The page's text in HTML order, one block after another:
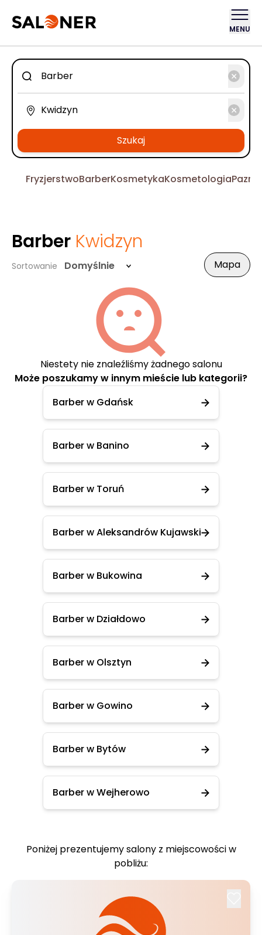
MENU
Szukaj
FryzjerstwoBarberKosmetykaKosmetologia
Barber Kwidzyn
Sortowanie Domyślnie Mapa
Niestety nie znaleźliśmy żadnego salonu
Może poszukamy w innym mieście lub kategorii?
Barber w Gdańsk
Barber w Banino
Barber w Toruń
Barber w Aleksandrów Kujawski
Barber w Bukowina
Barber w Działdowo
Barber w Olsztyn
Barber w Gowino
Barber w Bytów
Barber w Wejherowo
Poniżej prezentujemy salony z miejscowości w
pobliżu: